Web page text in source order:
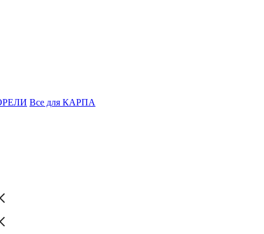
Все для КАРПА